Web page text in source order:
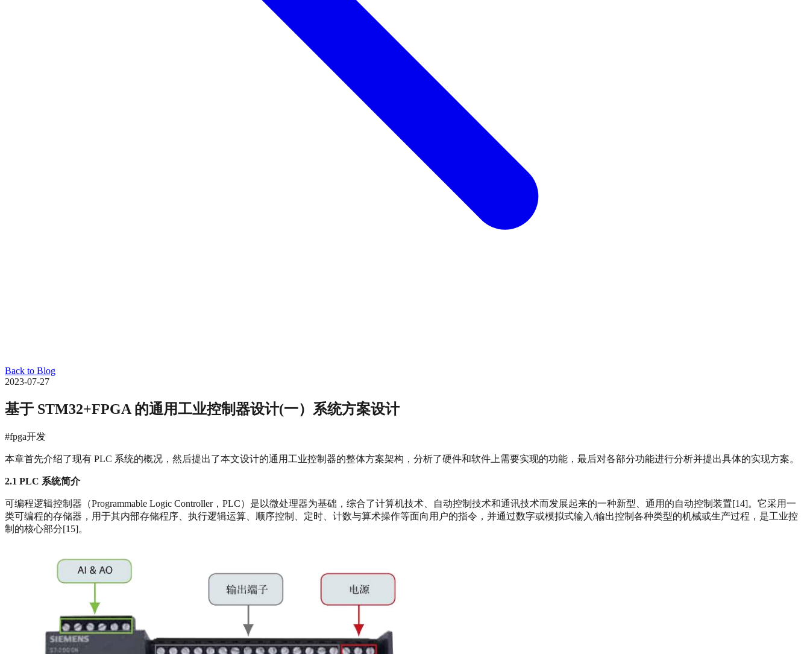
Back to Blog
2023-07-27
基于 STM32+FPGA 的通用工业控制器设计(一）系统方案设计
#fpga开发
本章首先介绍了现有 PLC 系统的概况，然后提出了本文设计的通用工业控制器的整体方案架构，分析了硬件和软件上需要实现的功能，最后对各部分功能进行分析并提出具体的实现方案。
2.1 PLC 系统简介
可编程逻辑控制器（Programmable Logic Controller，PLC）是以微处理器为基础，综合了计算机技术、自动控制技术和通讯技术而发展起来的一种新型、通用的自动控制装置[14]。它采用一
类可编程的存储器，用于其内部存储程序、执行逻辑运算、顺序控制、定时、计数与算术操作等面向用户的指令，并通过数字或模拟式输入/输出控制各种类型的机械或生产过程，是工业控
制的核心部分[15]。